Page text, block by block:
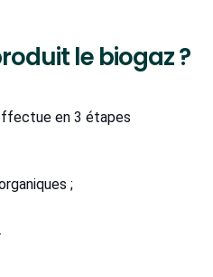
le biogaz ?
en 3 étapes
;